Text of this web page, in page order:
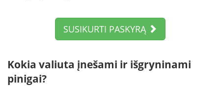
SUSIKURTI PASKYRĄ
Kokia valiuta įnešami ir išgryninami
pinigai?